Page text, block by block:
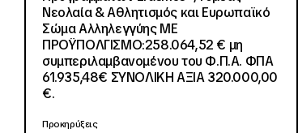
Νεολαία & Αθλητισμός και Ευρωπαϊκό
Σώμα Αλληλεγγύης ΜΕ
ΠΡΟΫΠΟΛΓΙΣΜΟ:258.064,52 € μη
συμπεριλαμβανομένου του Φ.Π.Α. ΦΠΑ
61.935,48€ ΣΥΝΟΛΙΚΗ ΑΞΙΑ 320.000,00
€.
Προκηρύξεις